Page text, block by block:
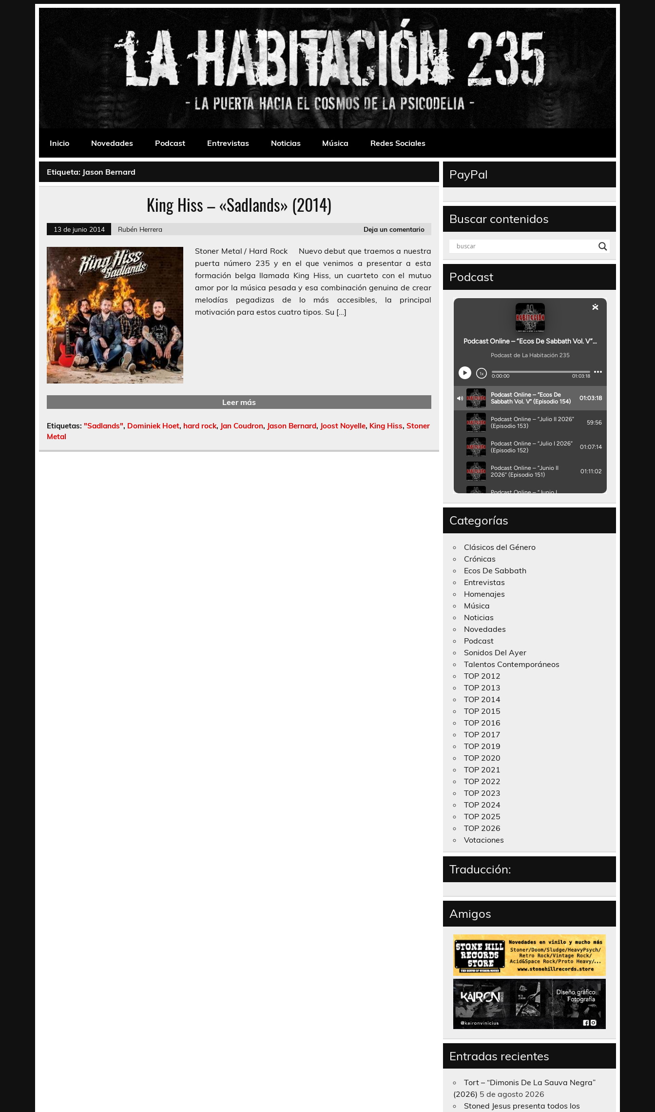
La Habitación 235
Inicio
Novedades Podcast Entrevistas Noticias Música Redes Sociales
Etiqueta: Jason Bernard
King Hiss – «Sadlands» (2014)
13 de junio 2014 Rubén Herrera Deja un comentario
Stoner Metal / Hard Rock Nuevo debut que traemos a nuestra
puerta número 235 y en el que venimos a presentar a esta
formación belga llamada King Hiss, un cuarteto con el mutuo
amor por la música pesada y esa combinación genuina de crear
melodías pegadizas de lo más accesibles, la principal
motivación para estos cuatro tipos. Su […]
Leer más
Etiquetas: "Sadlands", Dominiek Hoet, hard rock, Jan Coudron, Jason Bernard, Joost Noyelle, King Hiss, Stoner
Metal
PayPal
Buscar contenidos
Podcast
Categorías
Clásicos del Género
Crónicas
Ecos De Sabbath
Entrevistas
Homenajes
Música
Noticias
Novedades
Podcast
Sonidos Del Ayer
Talentos Contemporáneos
TOP 2012
TOP 2013
TOP 2014
TOP 2015
TOP 2016
TOP 2017
TOP 2019
TOP 2020
TOP 2021
TOP 2022
TOP 2023
TOP 2024
TOP 2025
TOP 2026
Votaciones
Traducción:
Amigos
Entradas recientes
Tort – “Dimonis De La Sauva Negra”
(2026) 5 de agosto 2026
Stoned Jesus presenta todos los